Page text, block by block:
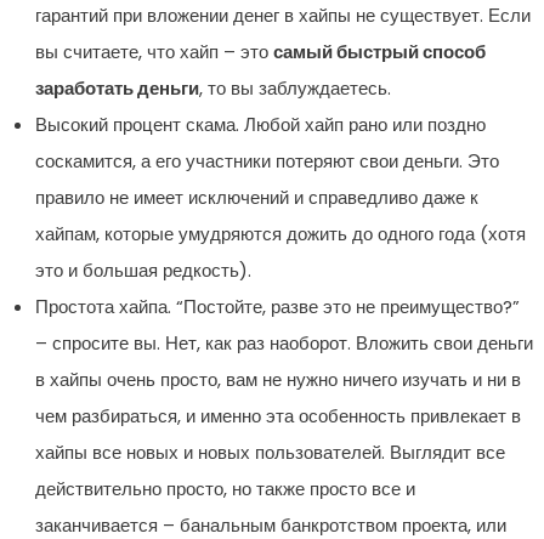
гарантий при вложении денег в хайпы не существует. Если
вы считаете, что хайп – этосамый быстрый способ
заработать деньги, то вы заблуждаетесь.
Высокий процент скама. Любой хайп рано или поздно
соскамится, а его участники потеряют свои деньги. Это
правило не имеет исключений и справедливо даже к
хайпам, которые умудряются дожить до одного года (хотя
это и большая редкость).
Простота хайпа. “Постойте, разве это не преимущество?”
– спросите вы. Нет, как раз наоборот. Вложить свои деньги
в хайпы очень просто, вам не нужно ничего изучать и ни в
чем разбираться, и именно эта особенность привлекает в
хайпы все новых и новых пользователей. Выглядит все
действительно просто, но также просто все и
заканчивается – банальным банкротством проекта, или